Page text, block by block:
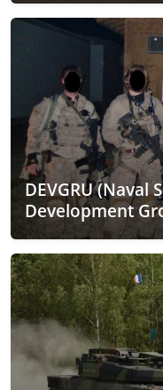
DEVGRU (Naval
Development